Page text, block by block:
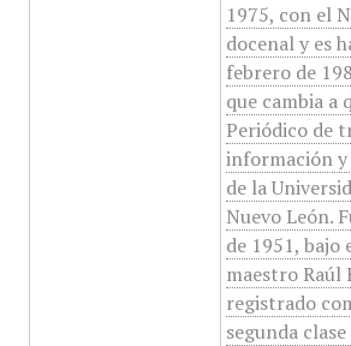
1975, con el
docenal y es
febrero de
que cambia a
Periódico de
información
de la
Nuevo León.
de 1951,
maestro Raúl
registrado
segunda